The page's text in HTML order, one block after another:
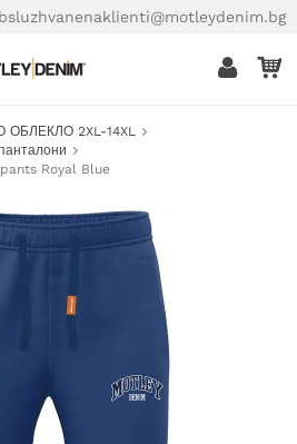
2XL-14XL
Royal Blue